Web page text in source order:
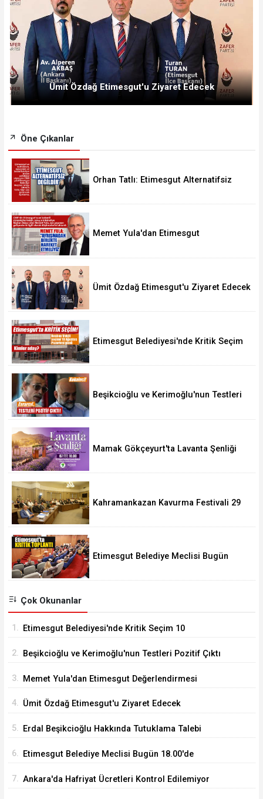
Ümit Özdağ Etimesgut'u Ziyaret Edecek
Öne Çıkanlar
Orhan Tatlı: Etimesgut Alternatifsiz
Memet Yula'dan Etimesgut
Ümit Özdağ Etimesgut'u Ziyaret Edecek
Etimesgut Belediyesi'nde Kritik Seçim
Beşikcioğlu ve Kerimoğlu'nun Testleri
Mamak Gökçeyurt'ta Lavanta Şenliği
Kahramankazan Kavurma Festivali 29
Etimesgut Belediye Meclisi Bugün
Çok Okunanlar
1. Etimesgut Belediyesi'nde Kritik Seçim 10
2. Beşikcioğlu ve Kerimoğlu'nun Testleri Pozitif Çıktı
3. Memet Yula'dan Etimesgut Değerlendirmesi
4. Ümit Özdağ Etimesgut'u Ziyaret Edecek
5. Erdal Beşikcioğlu Hakkında Tutuklama Talebi
6. Etimesgut Belediye Meclisi Bugün 18.00'de
7. Ankara'da Hafriyat Ücretleri Kontrol Edilemiyor